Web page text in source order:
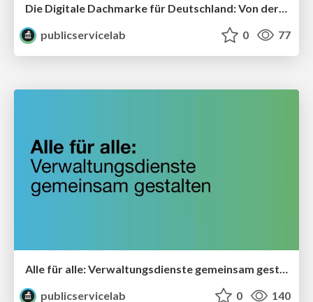
Die Digitale Dachmarke für Deutschland: Von der Pilotierung in den Roll-out
publicservicelab
0 77
Alle für alle: Verwaltungsdienste gemeinsam gestalten
publicservicelab
0 140